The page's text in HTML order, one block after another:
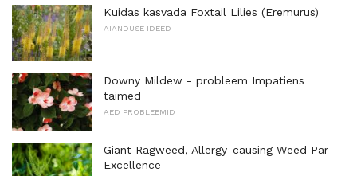
Kuidas kasvada Foxtail Lilies (Eremurus)
AIANDUSE IDEED
Downy Mildew - probleem Impatiens
taimed
AED PROBLEEMID
Giant Ragweed, Allergy-causing Weed Par
Excellence